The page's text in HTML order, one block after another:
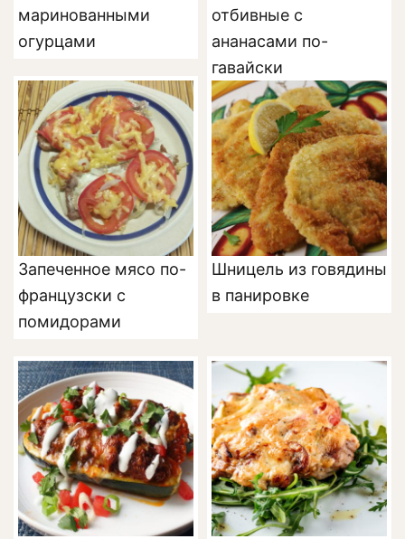
маринованными
огурцами
отбивные с
ананасами по-
гавайски
Запеченное мясо по-
французски с
помидорами
Шницель из говядины
в панировке